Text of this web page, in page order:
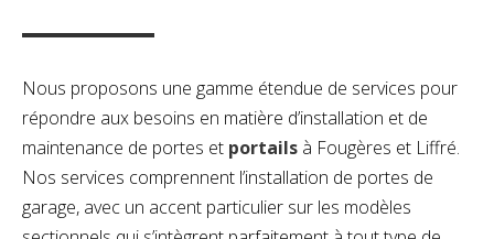
Nous proposons une gamme étendue de services pour
répondre aux besoins en matière d’installation et de
maintenance de portes et portails à Fougères et Liffré.
Nos services comprennent l’installation de portes de
garage, avec un accent particulier sur les modèles